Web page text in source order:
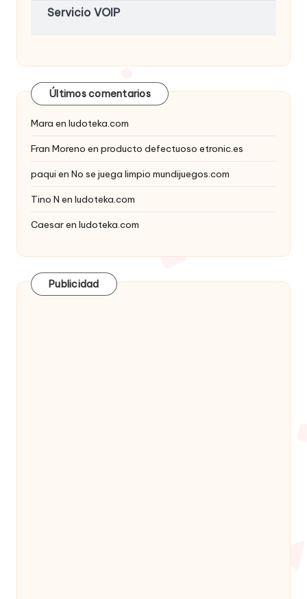
Servicio VOIP
Últimos comentarios
Mara en ludoteka.com
Fran Moreno en producto defectuoso etronic.es
paqui en No se juega limpio mundijuegos.com
Tino N en ludoteka.com
Caesaren ludoteka.com
Publicidad